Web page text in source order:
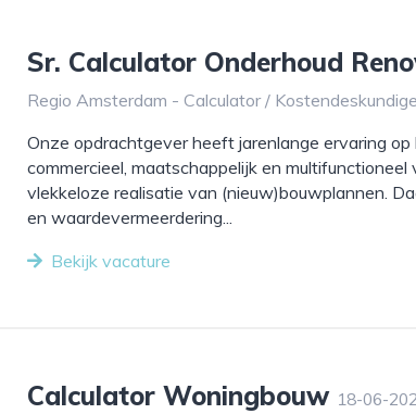
Sr. Calculator Onderhoud
Regio Amsterdam - Calculator /
Onze opdrachtgever heeft jarenlange ervaring
commercieel, maatschappelijk en
vlekkeloze realisatie van (nieuw)bouwplannen.
en waardevermeerdering...
Bekijk vacature
Calculator Woningbouw 18-06-